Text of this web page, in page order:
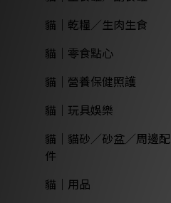
貓｜乾糧／生肉生食
貓｜零食點心
貓｜營養保健照護
貓｜玩具娛樂
貓｜貓砂／砂盆／周邊配
件
貓｜用品